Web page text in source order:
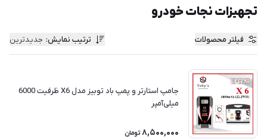
تجهیزات نجات خودرو
فیلتر محصولات ترتیب نمایش: جدیدترین
جامپ استارتر و پمپ باد توبیز مدل X6 ظرفیت 6000
میلی‌آمپر
8,500,000 تومان